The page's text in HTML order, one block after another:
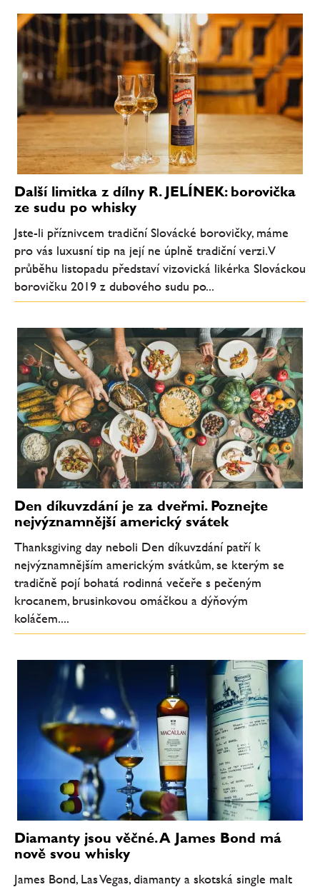
Další limitka z dílny R. JELÍNEK: borovička
ze sudu po whisky
Jste-li příznivcem tradiční Slovácké borovičky, máme
pro vás luxusní tip na její ne úplně tradiční verzi. V
průběhu listopadu představí vizovická likérka Slováckou
borovičku 2019 z dubového sudu po...
Den díkuvzdání je za dveřmi. Poznejte
nejvýznamnější americký svátek
Thanksgiving day neboli Den díkuvzdání patří k
nejvýznamnějším americkým svátkům, se kterým se
tradičně pojí bohatá rodinná večeře s pečeným
krocanem, brusinkovou omáčkou a dýňovým
koláčem....
Diamanty jsou věčné. A James Bond má
nově svou whisky
James Bond, Las Vegas, diamanty a skotská single malt